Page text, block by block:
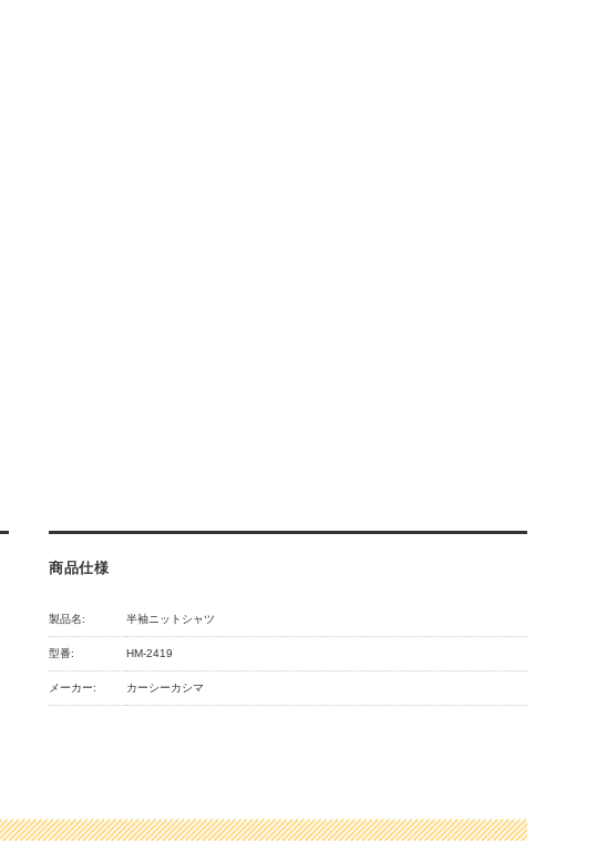
商品仕様
製品名: 半袖ニットシャツ
型番: HM-2419
メーカー: カーシーカシマ